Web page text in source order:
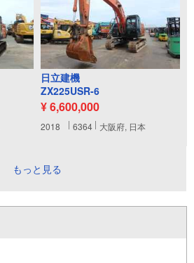
日立建機
ZX225USR-6
¥ 6,600,000
2018 6364 大阪府, 日本
もっと見る